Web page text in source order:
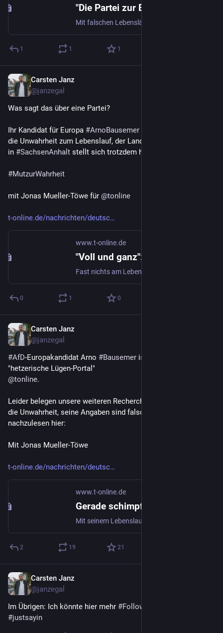
1 1 1
Carsten Janz
@janzegal
Was sagt das über eine Partei?
Ihr Kandidat für Europa #ArnoBausemer
die Unwahrheit zum Lebenslauf, der Landesverband der
in #SachsenAnhalt stellt sich trotzdem hinter ihn.
#MutzurWahrheit
mit Jonas Mueller-Töwe für @tonline
t-online.de/nachrichten/deutsc
www.t-online.de
0 1 0
Carsten Janz
@janzegal
#AfD-Europakandidat Arno #Bausemer ist wütend. Auf das
"hetzerische Lügen-Portal"
@tonline.
Leider belegen unsere weiteren Recherchen: Bausemer sagt
die Unwahrheit, seine Angaben sind falsch. Wenig hetzerisch
nachzulesen hier:
Mit Jonas Mueller-Töwe
t-online.de/nachrichten/deutsc
www.t-online.de
2 19 21
Carsten Janz
@janzegal
Im Übrigen: Ich könnte hier mehr #Follower
#justsayin